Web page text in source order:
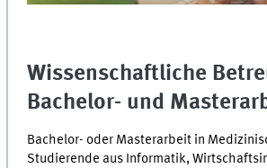
Wissenschaftliche
Bachelor- und
Bachelor- oder Masterarbeit in
Studierende aus Informatik,